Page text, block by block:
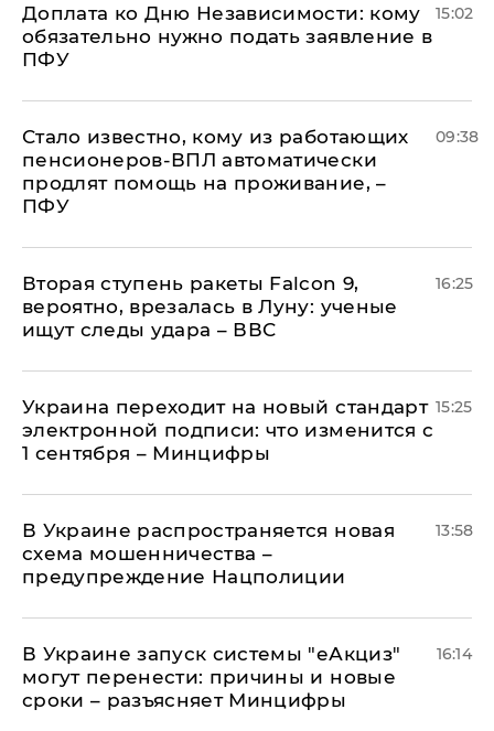
Доплата ко Дню Независимости: кому
обязательно нужно подать заявление в
ПФУ
15:02
Стало известно, кому из работающих
пенсионеров-ВПЛ автоматически
продлят помощь на проживание, –
ПФУ
09:38
Вторая ступень ракеты Falcon 9,
вероятно, врезалась в Луну: ученые
ищут следы удара – ВВС
16:25
Украина переходит на новый стандарт
электронной подписи: что изменится с
1 сентября – Минцифры
15:25
В Украине распространяется новая
схема мошенничества –
предупреждение Нацполиции
13:58
В Украине запуск системы "еАкциз"
могут перенести: причины и новые
сроки – разъясняет Минцифры
16:14